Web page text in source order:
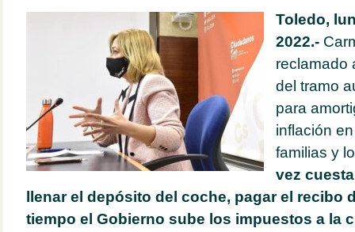
Toledo,
2022.-
reclamado
del tramo
para
inflación
familias y
vez
llenar el depósito del coche, pagar el recibo
tiempo el Gobierno sube los impuestos a la